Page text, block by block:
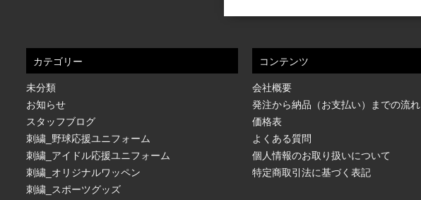
カテゴリー
未分類
お知らせ
スタッフブログ
刺繍_野球応援ユニフォーム
刺繍_アイドル応援ユニフォーム
刺繍_オリジナルワッペン
刺繍_スポーツグッズ
コンテンツ
会社概要
発注から納品（お支払い）までの流れ
価格表
よくある質問
個人情報のお取り扱いについて
特定商取引法に基づく表記